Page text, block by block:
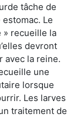
tâche de
Le
» recueille la
devront
avec la reine.
une
lorsque
Les larves
traitement de